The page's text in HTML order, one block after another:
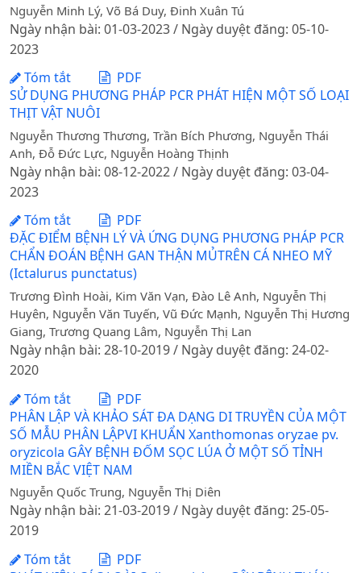
Nguyễn Minh Lý, Võ Bá Duy, Đinh Xuân Tú
Ngày nhận bài: 01-03-2023 / Ngày duyệt đăng: 05-10-
2023
Tóm tắt
PDF
SỬ DỤNG PHƯƠNG PHÁP PCR PHÁT HIỆN MỘT SỐ LOẠI
THỊT VẬT NUÔI
Nguyễn Thương Thương, Trần Bích Phương, Nguyễn Thái
Anh, Đỗ Đức Lực, Nguyễn Hoàng Thịnh
Ngày nhận bài: 08-12-2022 / Ngày duyệt đăng: 03-04-
2023
Tóm tắt
PDF
ĐẶC ĐIỂM BỆNH LÝ VÀ ỨNG DỤNG PHƯƠNG PHÁP PCR
CHẨN ĐOÁN BỆNH GAN THẬN MỦTRÊN CÁ NHEO MỸ
(Ictalurus punctatus)
Trương Đình Hoài, Kim Văn Vạn, Đào Lê Anh, Nguyễn Thị
Huyên, Nguyễn Văn Tuyến, Vũ Đức Mạnh, Nguyễn Thị Hương
Giang, Trương Quang Lâm, Nguyễn Thị Lan
Ngày nhận bài: 28-10-2019 / Ngày duyệt đăng: 24-02-
2020
Tóm tắt
PDF
PHÂN LẬP VÀ KHẢO SÁT ĐA DẠNG DI TRUYỀN CỦA MỘT
SỐ MẪU PHÂN LẬPVI KHUẨN Xanthomonas oryzae pv.
oryzicola GÂY BỆNH ĐỐM SỌC LÚA Ở MỘT SỐ TỈNH
MIỀN BẮC VIỆT NAM
Nguyễn Quốc Trung, Nguyễn Thị Diên
Ngày nhận bài: 21-03-2019 / Ngày duyệt đăng: 25-05-
2019
Tóm tắt
PDF